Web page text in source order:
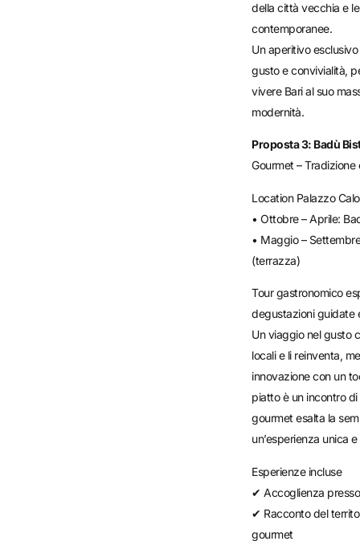
della città vecchia e
contemporanee.
Un aperitivo
gusto e convivialità,
vivere Bari al suo
modernità.
Proposta 3: Badù
Gourmet –
Location Palazzo
• Ottobre – Aprile:
• Maggio –
(terrazza)
Tour gastronomico
degustazioni guidate
Un viaggio nel gusto
locali e li reinventa,
innovazione con un
piatto è un incontro
gourmet esalta la
un’esperienza unica
Esperienze incluse
✔ Accoglienza
✔ Racconto del
gourmet